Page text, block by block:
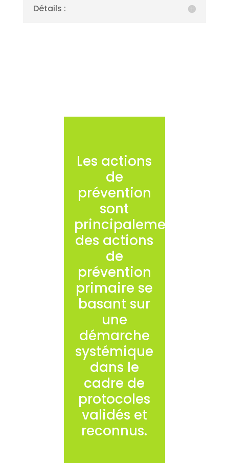
Détails :
Les actions
de
prévention
sont
principalement
des actions
de
prévention
primaire se
basant sur
une
démarche
systémique
dans le
cadre de
protocoles
validés et
reconnus.